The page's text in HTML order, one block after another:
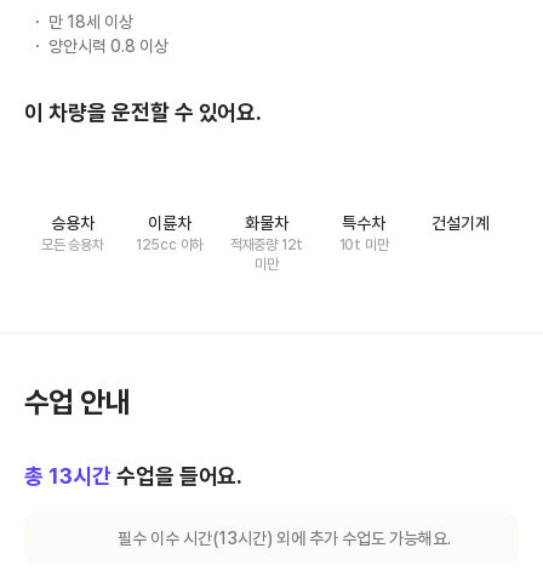
만 18세 이상
양안시력 0.8 이상
이 차량을 운전할 수 있어요.
승용차
모든 승용차
이륜차
125cc 이하
화물차
적재중량 12t
미만
특수차
10t 미만
건설기계
수업 안내
총 13시간 수업을 들어요.
필수 이수 시간(13시간) 외에 추가 수업도 가능해요.